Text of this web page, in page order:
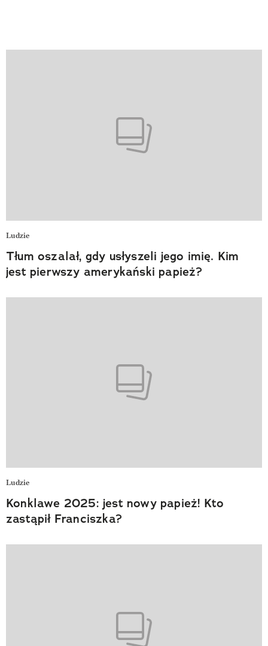
Ludzie
Tłum oszalał, gdy usłyszeli jego imię. Kim
jest pierwszy amerykański papież?
Ludzie
Konklawe 2025: jest nowy papież! Kto
zastąpił Franciszka?